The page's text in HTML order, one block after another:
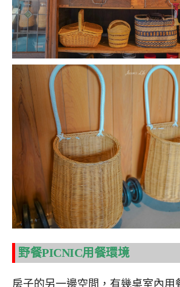
野餐PICNIC用餐環境
房子的另一邊空間，有幾桌室內用